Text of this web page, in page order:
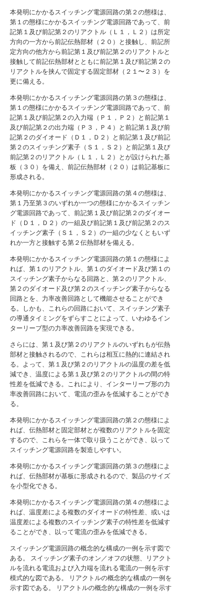
本発明にかかるスイッチング電源回路の第２の態様は、
第１の態様にかかるスイッチング電源回路であって、前
記第１及び前記第２のリアクトル（Ｌ１，Ｌ２）は所定
方向の一方から前記伝熱部材（２０）と接触し、前記所
定方向の他方から前記第１及び前記第２のリアクトルと
接触して前記伝熱部材とともに前記第１及び前記第２の
リアクトルを挟んで固定する固定部材（２１〜２３）を
更に備える。
本発明にかかるスイッチング電源回路の第３の態様は、
第１の態様にかかるスイッチング電源回路であって、前
記第１及び前記第２の入力端（Ｐ１，Ｐ２）と前記第１
及び前記第２の出力端（Ｐ３，Ｐ４）と前記第１及び前
記第２のダイオード（Ｄ１，Ｄ２）と前記第１及び前記
第２のスイッチング素子（Ｓ１，Ｓ２）と前記第１及び
前記第２のリアクトル（Ｌ１，Ｌ２）とが設けられた基
板（３０）を備え、前記伝熱部材（２０）は前記基板に
形成される。
本発明にかかるスイッチング電源回路の第４の態様は、
第１乃至第３のいずれか一つの態様にかかるスイッチン
グ電源回路であって、前記第１及び前記第２のダイオー
ド（Ｄ１，Ｄ２）の一組及び前記第１及び前記第２のス
イッチング素子（Ｓ１，Ｓ２）の一組の少なくともいず
れか一方と接触する第２伝熱部材を備える。
本発明にかかるスイッチング電源回路の第１の態様によ
れば、第１のリアクトル、第１のダイオード及び第１の
スイッチング素子からなる回路と、第２のリアクトル、
第２のダイオード及び第２のスイッチング素子からなる
回路とを、力率改善回路として機能させることができ
る。しかも、これらの回路において、スイッチング素子
の導通タイミングをずらすことによって、いわゆるイン
ターリーブ型の力率改善回路を実現できる。
さらには、第１及び第２のリアクトルのいずれもが伝熱
部材と接触されるので、これらは相互に熱的に連結され
る。よって、第１及び第２のリアクトルの温度の差を低
減でき、温度による第１及び第２のリアクトルの間の特
性差を低減できる。これにより、インターリーブ形の力
率改善回路において、電流の歪みを低減することができ
る。
本発明にかかるスイッチング電源回路の第２の態様によ
れば、伝熱部材と固定部材とが複数のリアクトルを固定
するので、これらを一体で取り扱うことができ、以って
スイッチング電源回路を製造しやすい。
本発明にかかるスイッチング電源回路の第３の態様によ
れば、伝熱部材が基板に形成されるので、製品のサイズ
を小型化できる。
本発明にかかるスイッチング電源回路の第４の態様によ
れば、温度差による複数のダイオードの特性差、或いは
温度差による複数のスイッチング素子の特性差を低減す
ることができ、以って電流の歪みを低減できる。
スイッチング電源回路の概念的な構成の一例を示す図で
ある。
スイッチング素子のオン／オフの状態、リアクト
ルを流れる電流および入力端を流れる電流の一例を示す
模式的な図である。
リアクトルの概念的な構成の一例を
示す図である。
リアクトルの概念的な構成の一例を示す